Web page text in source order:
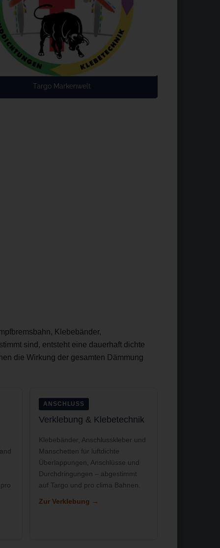
Targo Markenwelt
Klebebänder,
sind, entsteht eine dauerhaft dichte
die Wirkung der gesamten Dämmung
ANSCHLUSS
Verklebung & Klebetechnik
Klebebänder, Anschlusskleber und
Manschetten für luftdichte
Überlappungen, Anschlüsse und
Durchdringungen – abgestimmt
auf Targo und pro clima Bahnen.
Zur Verklebung →